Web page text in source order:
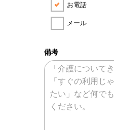
お電話
メール
備考